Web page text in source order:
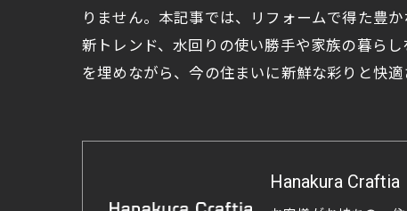
りません。本記事では、リフォームで得た豊
新トレンド、水回りの使い勝手や家族の暮ら
を埋めながら、今の住まいに新鮮な彩りと快
Hanakura Craftia